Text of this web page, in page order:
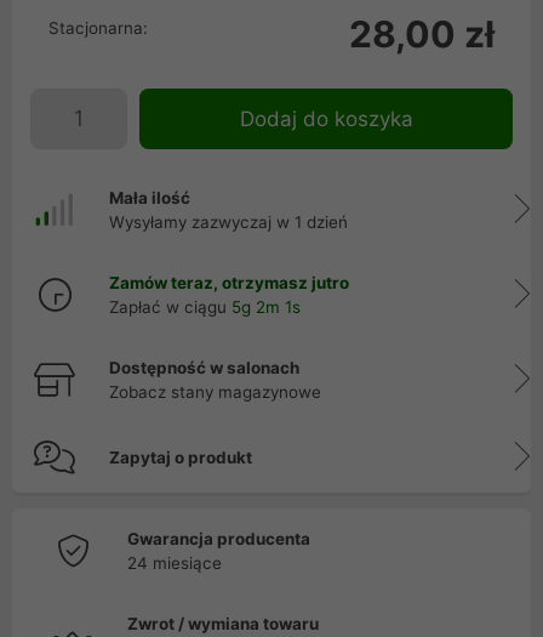
Stacjonarna: 28,00 zł
Dodaj do koszyka
Mała ilość
Wysyłamy zazwyczaj w 1 dzień
Zamów teraz, otrzymasz jutro
Zapłać w ciągu 5g 2m 1s
Dostępność w salonach
Zobacz stany magazynowe
Zapytaj o produkt
Gwarancja producenta
24 miesiące
Zwrot / wymiana towaru